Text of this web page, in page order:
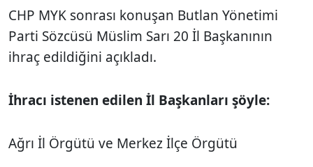
CHP MYK sonrası konuşan Butlan Yönetimi
Parti Sözcüsü Müslim Sarı 20 İl Başkanının
ihraç edildiğini açıkladı.
İhracı istenen edilen İl Başkanları şöyle:
Ağrı İl Örgütü ve Merkez İlçe Örgütü